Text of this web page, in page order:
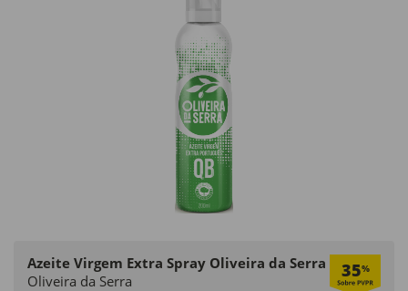
Azeite Virgem Extra Spray Oliveira da Serra 35%
Oliveira da Serra